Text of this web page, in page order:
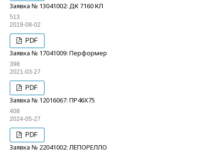
Заявка № 13041002: ДК 7160 КЛ
513
2019-08-02
PDF
Заявка № 17041009: Перформер
398
2021-03-27
PDF
Заявка № 12016067: ПР46Х75
408
2024-05-27
PDF
Заявка № 22041002: ЛЕПОРЕЛЛО